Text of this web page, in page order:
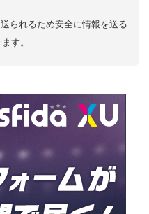
られるため安全に情報を送る
す。